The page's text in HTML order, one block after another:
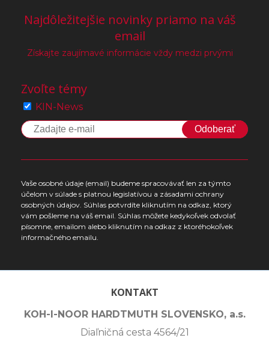
Najdôležitejšie novinky priamo na váš
email
Získajte zaujímavé informácie vždy medzi prvými
Zvoľte témy
KIN-News
Odoberať
Vaše osobné údaje (email) budeme spracovávať len za týmto
účelom v súlade s platnou legislatívou a zásadami ochrany
osobných údajov. Súhlas potvrdíte kliknutím na odkaz, ktorý
vám pošleme na váš email. Súhlas môžete kedykoľvek odvolať
písomne, emailom alebo kliknutím na odkaz z ktoréhokoľvek
informačného emailu.
KONTAKT
KOH-I-NOOR HARDTMUTH SLOVENSKO, a.s.
Diaľničná cesta 4564/21